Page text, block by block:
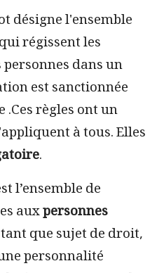
désigne l'ensemble
régissent les
dans un
est sanctionnée
règles ont un
à tous. Elles
.
l’ensemble de
auxpersonnes
que sujet de droit,
personnalité